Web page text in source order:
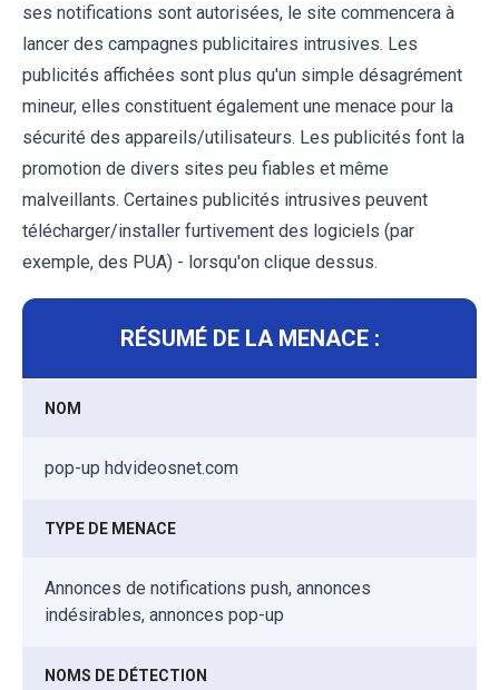
ses notifications sont autorisées, le site commencera à
lancer des campagnes publicitaires intrusives. Les
publicités affichées sont plus qu'un simple désagrément
mineur, elles constituent également une menace pour la
sécurité des appareils/utilisateurs. Les publicités font la
promotion de divers sites peu fiables et même
malveillants. Certaines publicités intrusives peuvent
télécharger/installer furtivement des logiciels (par
exemple, des PUA) - lorsqu'on clique dessus.
RÉSUMÉ DE LA MENACE :
NOM
pop-up hdvideosnet.com
TYPE DE MENACE
Annonces de notifications push, annonces
indésirables, annonces pop-up
NOMS DE DÉTECTION